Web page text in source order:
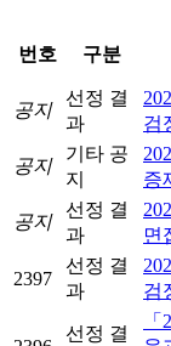
번호
구분
공지
선정 결
과
검
공지
기타 공
지
증
공지
선정 결
과
면
2397
선정 결
과
검
선정 결